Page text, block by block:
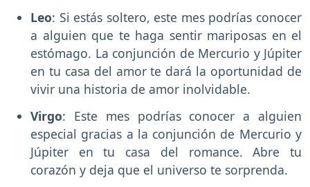
Leo: Si estás soltero, este mes podrías conocer
a alguien que te haga sentir mariposas en el
estómago. La conjunción de Mercurio y Júpiter
en tu casa del amor te dará la oportunidad de
vivir una historia de amor inolvidable.
Virgo: Este mes podrías conocer a alguien
especial gracias a la conjunción de Mercurio y
Júpiter en tu casa del romance. Abre tu
corazón y deja que el universo te sorprenda.